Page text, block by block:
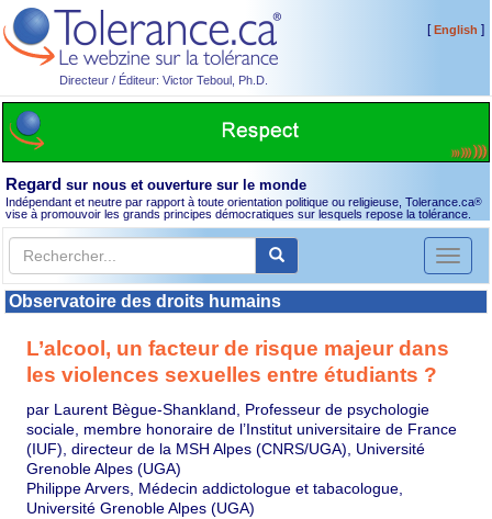
Directeur / Éditeur: Victor Teboul, Ph.D.
[English ]
Regard sur nous et ouverture sur le monde
Indépendant et neutre par rapport à toute orientation politique ou religieuse, Tolerance.ca®
vise à promouvoir les grands principes démocratiques sur lesquels repose la tolérance.
Toggle
Observatoire des droits humains
L’alcool, un facteur de risque majeur dans
les violences sexuelles entre étudiants ?
par Laurent Bègue-Shankland, Professeur de psychologie
sociale, membre honoraire de l’Institut universitaire de France
(IUF), directeur de la MSH Alpes (CNRS/UGA), Université
Grenoble Alpes (UGA)
Philippe Arvers, Médecin addictologue et tabacologue,
Université Grenoble Alpes (UGA)